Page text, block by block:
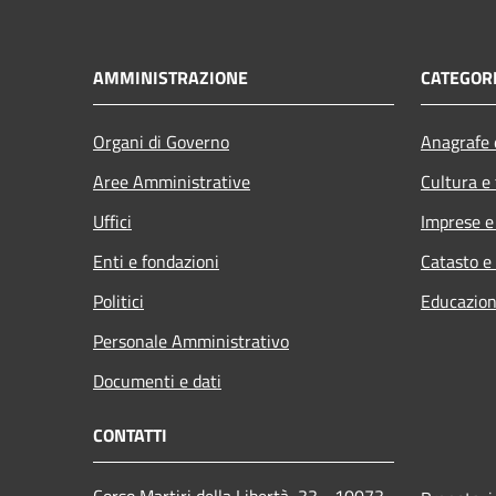
AMMINISTRAZIONE
Organi di Governo
Aree Amministrative
Uffici
Enti e fondazioni
Politici
Personale Amministrativo
Documenti e dati
Cultura
Imprese
Catasto
CONTATTI